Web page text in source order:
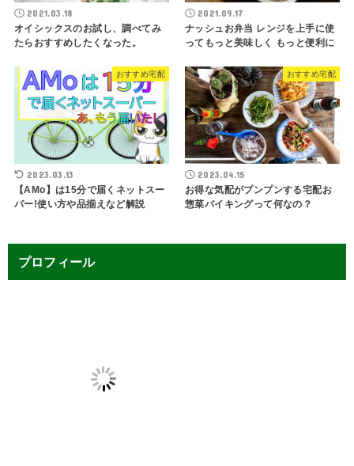
2021.03.18
オイシックスのお試し、調べてみ
たらおすすめしたくなった。
2021.09.17
ナッシュお弁当 レンジを上手に使
ってもっと美味しく もっと便利に
おすすめ宅配
2023.03.13
【AMo】は15分で届くネットスー
パー!使い方や品揃えなど解説
おすすめ宅配
2023.04.15
お得な気配がプンプンする宅配お
惣菜バイキングって何なの？
プロフィール